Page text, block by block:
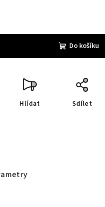
Do košíku
Hlídat Sdílet